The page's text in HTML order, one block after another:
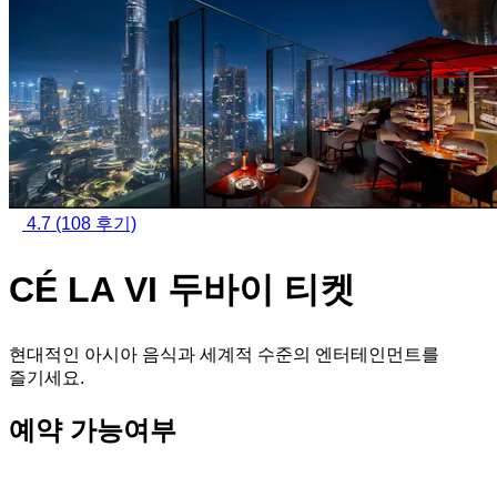
4.7 (108 후기)
CÉ LA VI 두바이 티켓
현대적인 아시아 음식과 세계적 수준의 엔터테인먼트를
즐기세요.
예약 가능여부